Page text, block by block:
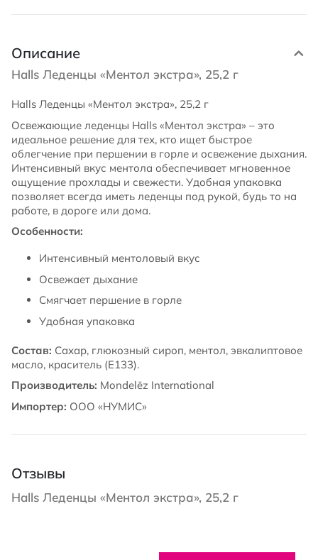
Описание
Halls Леденцы «Ментол экстра», 25,2 г
Halls Леденцы «Ментол экстра», 25,2 г
Освежающие леденцы Halls «Ментол экстра» – это
идеальное решение для тех, кто ищет быстрое
облегчение при першении в горле и освежение дыхания.
Интенсивный вкус ментола обеспечивает мгновенное
ощущение прохлады и свежести. Удобная упаковка
позволяет всегда иметь леденцы под рукой, будь то на
работе, в дороге или дома.
Особенности:
Интенсивный ментоловый вкус
Освежает дыхание
Смягчает першение в горле
Удобная упаковка
Состав: Сахар, глюкозный сироп, ментол, эвкалиптовое
масло, краситель (Е133).
Производитель: Mondelēz International
Импортер: ООО «НУМИС»
Отзывы
Halls Леденцы «Ментол экстра», 25,2 г